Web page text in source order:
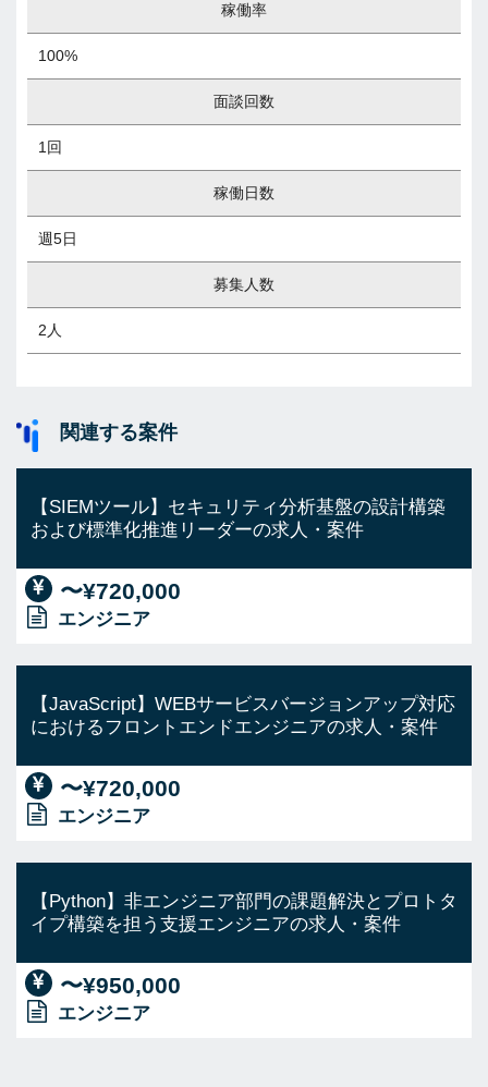
稼働率
100%
面談回数
1回
稼働日数
週5日
募集人数
2人
関連する案件
【SIEMツール】セキュリティ分析基盤の設計構築
および標準化推進リーダーの求人・案件
〜¥720,000
エンジニア
【JavaScript】WEBサービスバージョンアップ対応
におけるフロントエンドエンジニアの求人・案件
〜¥720,000
エンジニア
【Python】非エンジニア部門の課題解決とプロトタ
イプ構築を担う支援エンジニアの求人・案件
〜¥950,000
エンジニア